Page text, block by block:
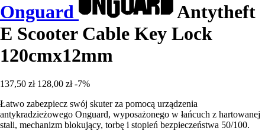
Onguard
Antytheft
E Scooter Cable Key Lock
120cmx12mm
137,50 zł 128,00 zł -7%
Łatwo zabezpiecz swój skuter za pomocą urządzenia
antykradzieżowego Onguard, wyposażonego w łańcuch z hartowanej
stali, mechanizm blokujący, torbę i stopień bezpieczeństwa 50/100.